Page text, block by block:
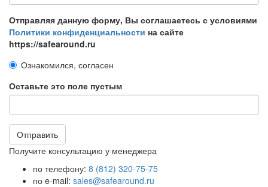
Отправляя данную форму, Вы соглашаетесь с условиями
Политики конфиденциальности на сайте
https://safearound.ru
Ознакомился, согласен
Оставьте это поле пустым
Отправить
Получите консультацию у менеджера
по телефону: 8 (812) 320-75-75
по e-mail: sales@safearound.ru